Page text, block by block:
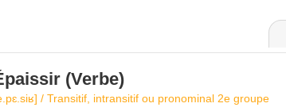
(Verbe)
/ Transitif, intransitif ou pronominal 2e groupe